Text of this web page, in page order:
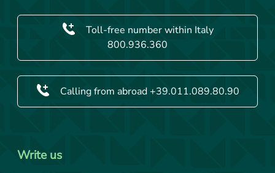
Toll-free number within Italy
800.936.360
Calling from abroad +39.011.089.80.90
Write us